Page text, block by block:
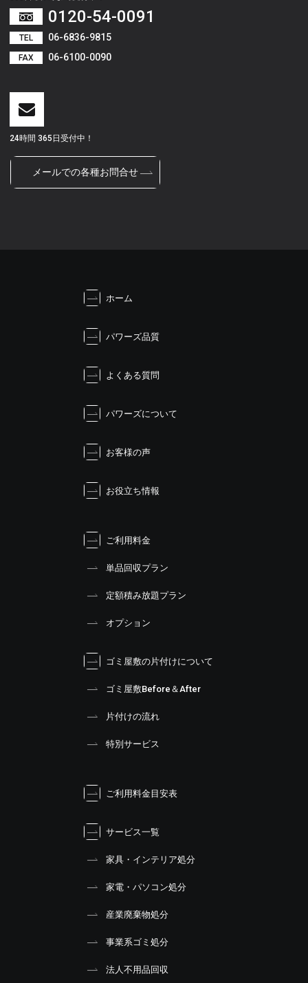
0120-54-0091
TEL 06-6836-9815
FAX 06-6100-0090
24時間 365日受付中！
メールでの各種お問合せ
ホーム
パワーズ品質
よくある質問
パワーズについて
お客様の声
お役立ち情報
ご利用料金
単品回収プラン
定額積み放題プラン
オプション
ゴミ屋敷の片付けについて
ゴミ屋敷Before＆After
片付けの流れ
特別サービス
ご利用料金目安表
サービス一覧
家具・インテリア処分
家電・パソコン処分
産業廃棄物処分
事業系ゴミ処分
法人不用品回収